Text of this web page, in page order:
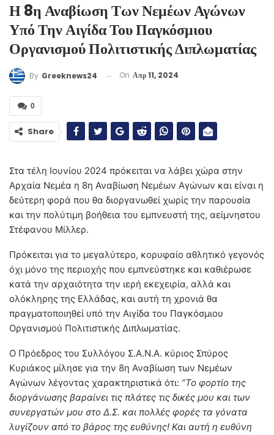
Η 8η Αναβίωση Των Νεμέων Αγώνων
Υπό Την Αιγίδα Του Παγκόσμιου
Οργανισμού Πολιτιστικής Διπλωματίας
By Greeknews24 On Απρ 11, 2024
0
Share
Στα τέλη Ιουνίου 2024 πρόκειται να λάβει χώρα στην
Αρχαία Νεμέα η 8η Αναβίωση Νεμέων Αγώνων και είναι η
δεύτερη φορά που θα διοργανωθεί χωρίς την παρουσία
και την πολύτιμη βοήθεια του εμπνευστή της, αείμνηστου
Στέφανου Μίλλερ.
Πρόκειται για το μεγαλύτερο, κορυφαίο αθλητικό γεγονός
όχι μόνο της περιοχής που εμπνεύστηκε και καθιέρωσε
κατά την αρχαιότητα την ιερή εκεχειρία, αλλά και
ολόκληρης της Ελλάδας, και αυτή τη χρονιά θα
πραγματοποιηθεί υπό την Αιγίδα του Παγκόσμιου
Οργανισμού Πολιτιστικής Διπλωματίας.
Ο Πρόεδρος του Συλλόγου Σ.Α.Ν.Α. κύριος Σπύρος
Κυριάκος μίλησε για την 8η Αναβίωση των Νεμέων
Αγώνων λέγοντας χαρακτηριστικά ότι: ”Το φορτίο της
διοργάνωσης βαραίνει τις πλάτες τις δικές μου και των
συνεργατών μου στο Δ.Σ. και πολλές φορές τα γόνατα
λυγίζουν από το βάρος της ευθύνης! Και αυτή η ευθύνη